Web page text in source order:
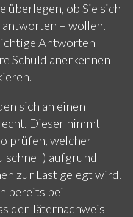
überlegen, ob Sie sich
antworten – wollen.
Antworten
Schuld anerkennen
sich an einen
Dieser nimmt
prüfen, welcher
schnell) aufgrund
zur Last gelegt wird.
bereits bei
der Täternachweis